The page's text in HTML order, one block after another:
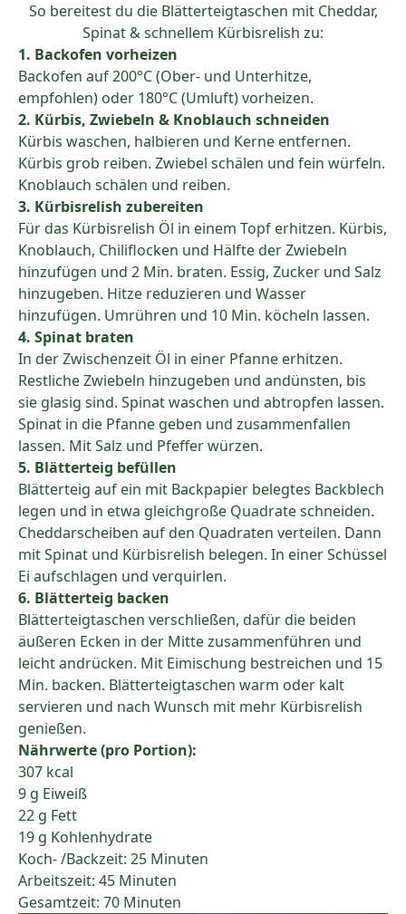
So bereitest du die Blätterteigtaschen mit Cheddar,
Spinat & schnellem Kürbisrelish zu:
1. Backofen vorheizen
Backofen auf 200°C (Ober- und Unterhitze,
empfohlen) oder 180°C (Umluft) vorheizen.
2. Kürbis, Zwiebeln & Knoblauch schneiden
Kürbis waschen, halbieren und Kerne entfernen.
Kürbis grob reiben. Zwiebel schälen und fein würfeln.
Knoblauch schälen und reiben.
3. Kürbisrelish zubereiten
Für das Kürbisrelish Öl in einem Topf erhitzen. Kürbis,
Knoblauch, Chiliflocken und Hälfte der Zwiebeln
hinzufügen und 2 Min. braten. Essig, Zucker und Salz
hinzugeben. Hitze reduzieren und Wasser
hinzufügen. Umrühren und 10 Min. köcheln lassen.
4. Spinat braten
In der Zwischenzeit Öl in einer Pfanne erhitzen.
Restliche Zwiebeln hinzugeben und andünsten, bis
sie glasig sind. Spinat waschen und abtropfen lassen.
Spinat in die Pfanne geben und zusammenfallen
lassen. Mit Salz und Pfeffer würzen.
5. Blätterteig befüllen
Blätterteig auf ein mit Backpapier belegtes Backblech
legen und in etwa gleichgroße Quadrate schneiden.
Cheddarscheiben auf den Quadraten verteilen. Dann
mit Spinat und Kürbisrelish belegen. In einer Schüssel
Ei aufschlagen und verquirlen.
6. Blätterteig backen
Blätterteigtaschen verschließen, dafür die beiden
äußeren Ecken in der Mitte zusammenführen und
leicht andrücken. Mit Eimischung bestreichen und 15
Min. backen. Blätterteigtaschen warm oder kalt
servieren und nach Wunsch mit mehr Kürbisrelish
genießen.
Nährwerte (pro Portion):
307 kcal
9 g Eiweiß
22 g Fett
19 g Kohlenhydrate
Koch- /Backzeit: 25 Minuten
Arbeitszeit: 45 Minuten
Gesamtzeit: 70 Minuten